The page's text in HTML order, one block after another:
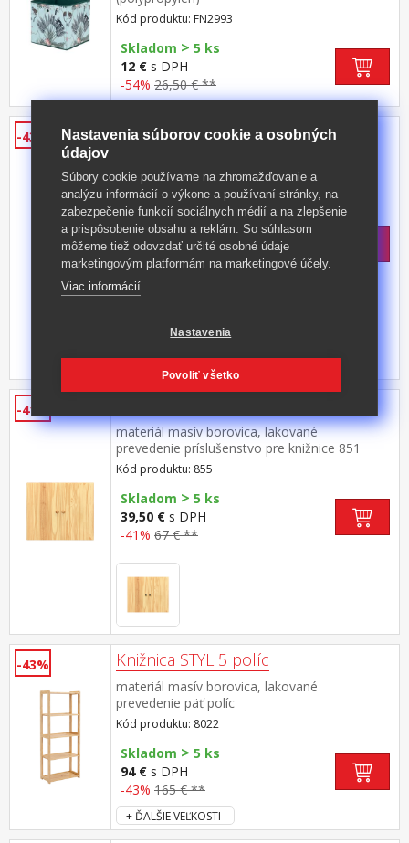
Kód produktu: FN2993
Skladom > 5 ks
12 € s DPH
-54% 26,50 € **
-43% Knižnica 8011 lakovaná
prevedenie štyri police
Kód produktu: 8011
Skladom> 5 ks
125 €s DPH
-43% 223 € **
+ ĎALŠIE VEĽKOSTI
-41%
materiál masív borovica, lakované
prevedenie príslušenstvo pre knižnice 851
alebo 853
Kód produktu: 855
Skladom > 5 ks
39,50 € s DPH
-41% 67 € **
-43% Knižnica STYL 5 políc
materiál masív borovica, lakované
prevedenie päť políc
Kód produktu: 8022
Skladom > 5 ks
94 € s DPH
-43% 165 € **
+ ĎALŠIE VEĽKOSTI
Nastavenia súborov cookie a osobných
údajov
Súbory cookie používame na zhromažďovanie a
analýzu informácií o výkone a používaní stránky, na
zabezpečenie funkcií sociálnych médií a na zlepšenie
a prispôsobenie obsahu a reklám. So súhlasom
môžeme tiež odovzdať určité osobné údaje
marketingovým platformám na marketingové účely.
Viac informácií
Nastavenia
Povoliť všetko